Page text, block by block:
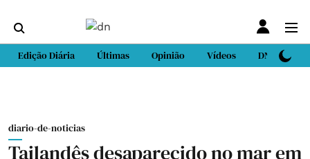
Edição Diária Últimas Opinião Vídeos DN Sport
diario-de-noticias
Tailandês desaparecido no mar em